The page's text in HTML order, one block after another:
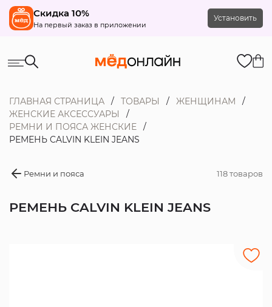
Скидка 10%
На первый заказ в приложении
Установить
ГЛАВНАЯ СТРАНИЦА ТОВАРЫ
ЖЕНЩИНАМ
ЖЕНСКИЕ АКСЕССУАРЫ
РЕМНИ И ПОЯСА ЖЕНСКИЕ
РЕМЕНЬ CALVIN KLEIN JEANS
Ремни и пояса 118 товаров
РЕМЕНЬ CALVIN KLEIN JEANS